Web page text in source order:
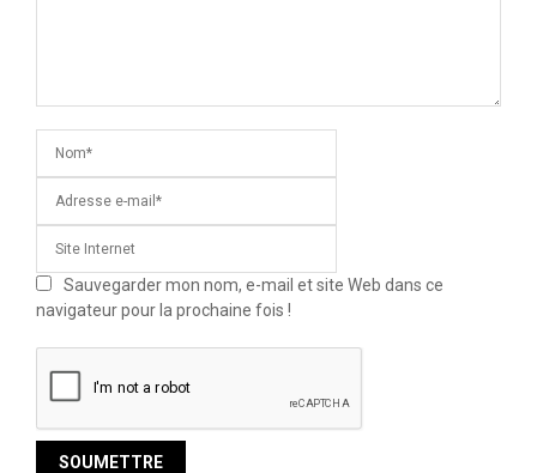
Sauvegarder mon nom, e-mail et site Web dans ce
navigateur pour la prochaine fois !